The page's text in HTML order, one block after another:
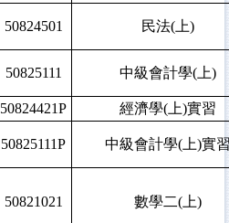
50824501 民法(上)
50825111 中級會計學(上)
50824421P 經濟學(上)實習
50825111P 中級會計學(上)實
50821021 數學二(上)